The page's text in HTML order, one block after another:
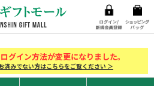
グイン方法が変更になりました。
済みでない方はこちらをご覧ください ＞